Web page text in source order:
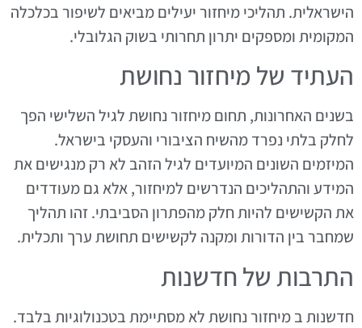
הישראלית. תהליכי מיחזור יעילים מביאים לשיפור בכלכלה
המקומית ומספקים יתרון תחרותי בשוק הגלובלי.
העתיד של מיחזור נחושת
בשנים האחרונות, תחום מיחזור נחושת לגיל השלישי הפך
לחלק בלתי נפרד מהשיח הציבורי והעסקי בישראל.
המיזמים השונים המיועדים לגיל הזהב לא רק מנגישים את
המידע והתהליכים הנדרשים למיחזור, אלא גם מעודדים
את הקשישים להיות חלק מהפתרון הסביבתי. זהו תהליך
שמחבר בין הדורות ומקנה לקשישים תחושת ערך ותכלית.
התרבות של חדשנות
חדשנות ב מיחזור נחושת לא מסתיימת בטכנולוגיות בלבד.